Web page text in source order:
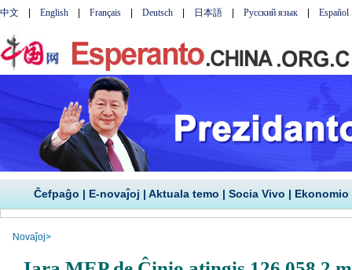
Ĉefpaĝo | E-novaĵoj | Aktuala temo | Socia Vivo | Ekonomio
Novaĵoj>